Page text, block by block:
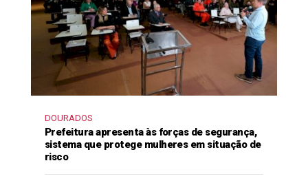
DOURADOS
Prefeitura apresenta às forças de segurança,
sistema que protege mulheres em situação de
risco